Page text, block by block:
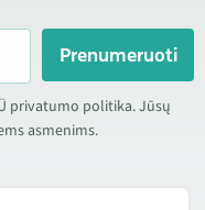
Prenumeruoti
privatumo politika. Jūsų
asmenims.